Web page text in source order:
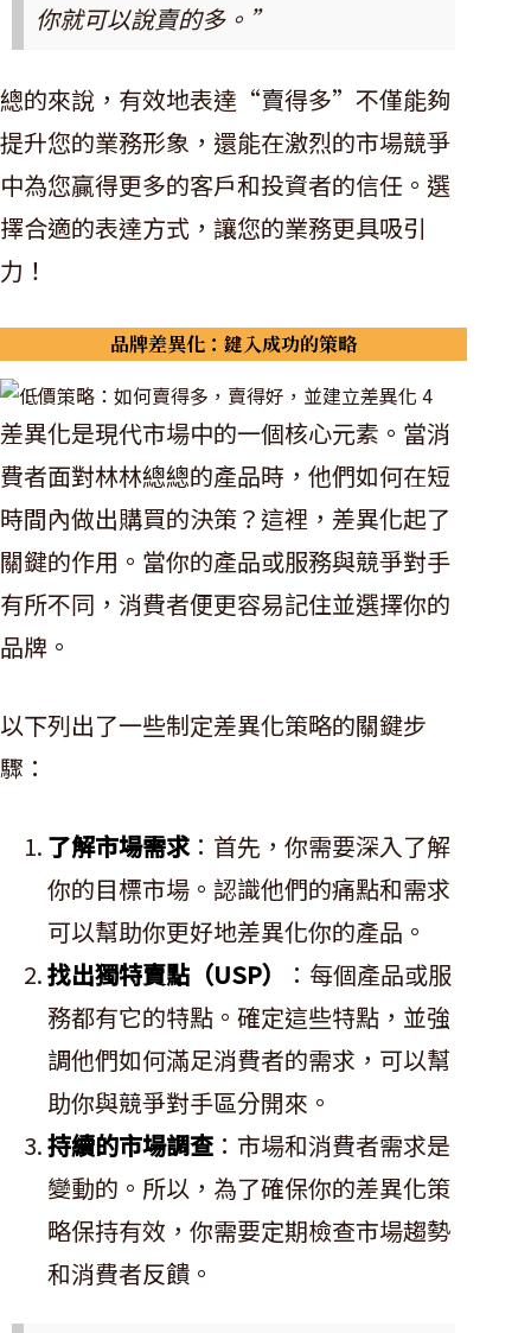
你就可以說賣的多。”
總的來說，有效地表達“賣得多”不僅能夠
提升您的業務形象，還能在激烈的市場競爭
中為您贏得更多的客戶和投資者的信任。選
擇合適的表達方式，讓您的業務更具吸引
力！
品牌差異化：鍵入成功的策略
差異化是現代市場中的一個核心元素。當消
費者面對林林總總的產品時，他們如何在短
時間內做出購買的決策？這裡，差異化起了
關鍵的作用。當你的產品或服務與競爭對手
有所不同，消費者便更容易記住並選擇你的
品牌。
以下列出了一些制定差異化策略的關鍵步
驟：
了解市場需求：首先，你需要深入了解
你的目標市場。認識他們的痛點和需求
可以幫助你更好地差異化你的產品。
找出獨特賣點（USP）
：每個產品或服
務都有它的特點。確定這些特點，並強
調他們如何滿足消費者的需求，可以幫
助你與競爭對手區分開來。
持續的市場調查 ：市場和消費者需求是
變動的。所以，為了確保你的差異化策
略保持有效，你需要定期檢查市場趨勢
和消費者反饋。